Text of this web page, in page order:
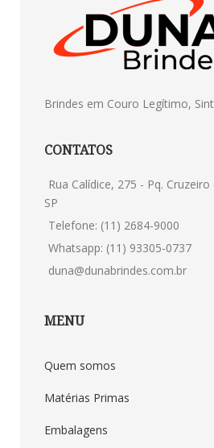
Brindes em Couro Legítimo,
CONTATOS
Rua Calídice, 275 - Pq.
SP
Telefone: (11) 2684-9000
Whatsapp: (11) 93305-0737
duna@dunabrindes.com.br
MENU
Quem somos
Matérias Primas
Embalagens